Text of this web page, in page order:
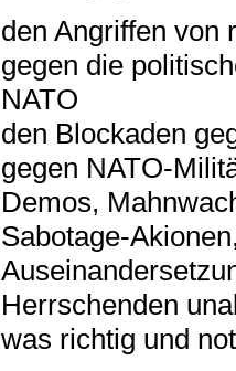
den Angriffen von
gegen die
NATO
den Blockaden
gegen NATO-
Demos,
Sabotage-
Herrschenden
was richtig und